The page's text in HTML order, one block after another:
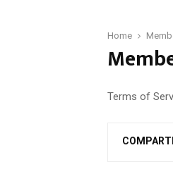
Home
Terms of